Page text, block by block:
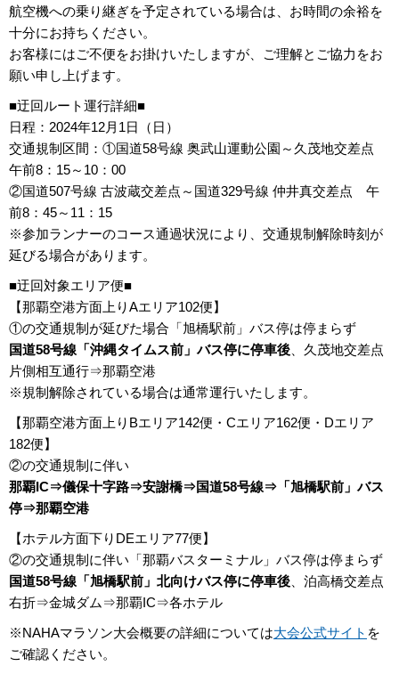
航空機への乗り継ぎを予定されている場合は、お時間の余裕を
十分にお持ちください。
お客様にはご不便をお掛けいたしますが、ご理解とご協力をお
願い申し上げます。
■迂回ルート運行詳細■
日程：2024年12月1日（日）
交通規制区間：①国道58号線 奥武山運動公園～久茂地交差点
午前8：15～10：00
②国道507号線 古波蔵交差点～国道329号線 仲井真交差点 午
前8：45～11：15
※参加ランナーのコース通過状況により、交通規制解除時刻が
延びる場合があります。
■迂回対象エリア便■
【那覇空港方面上りAエリア102便】
①の交通規制が延びた場合「旭橋駅前」バス停は停まらず
国道58号線「沖縄タイムス前」バス停に停車後 、久茂地交差点
片側相互通行⇒那覇空港
※規制解除されている場合は通常運行いたします。
【那覇空港方面上りBエリア142便・Cエリア162便・Dエリア
182便】
②の交通規制に伴い
那覇IC⇒儀保十字路⇒安謝橋⇒国道58号線⇒「旭橋駅前」バス
停⇒那覇空港
【ホテル方面下りDEエリア77便】
②の交通規制に伴い「那覇バスターミナル」バス停は停まらず
国道58号線「旭橋駅前」北向けバス停に停車後 、泊高橋交差点
右折⇒金城ダム⇒那覇IC⇒各ホテル
※NAHAマラソン大会概要の詳細については大会公式サイト を
ご確認ください。